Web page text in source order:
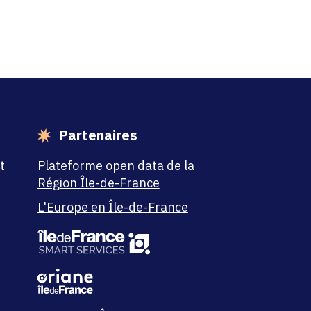
Partenaires
Plateforme open data de la
Région Île-de-France
L'Europe en Île-de-France